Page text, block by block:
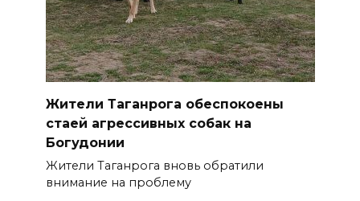
Жители Таганрога обеспокоены
стаей агрессивных собак на
Богудонии
Жители Таганрога вновь обратили
внимание на проблему